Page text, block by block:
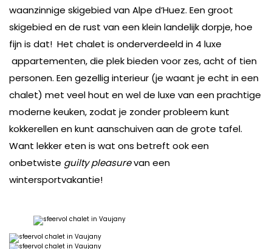
waanzinnige skigebied van Alpe d’Huez. Een groot
skigebied en de rust van een klein landelijk dorpje, hoe
fijn is dat! Het chalet is onderverdeeld in 4 luxe
appartementen, die plek bieden voor zes, acht of tien
personen. Een gezellig interieur (je waant je echt in een
chalet) met veel hout en wel de luxe van een prachtige
moderne keuken, zodat je zonder probleem kunt
kokkerellen en kunt aanschuiven aan de grote tafel.
Want lekker eten is wat ons betreft ook een
onbetwiste guilty pleasurevan een
wintersportvakantie!